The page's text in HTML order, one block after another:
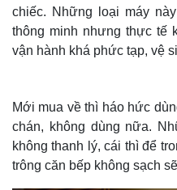
chiếc. Những loại máy
thông minh nhưng thực tế
vận hành khá phức tạp, vệ
Mới mua về thì háo hức
chán, không dùng nữa.
không thanh lý, cái thì để
trông căn bếp không sạch